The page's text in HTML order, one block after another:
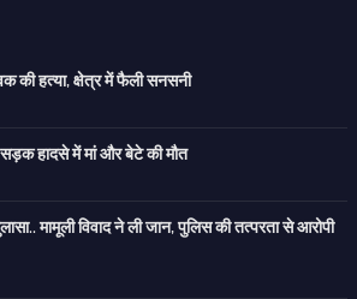
की हत्या, क्षेत्र में फैली सनसनी
सड़क हादसे में मां और बेटे की मौत
मामूली विवाद ने ली जान, पुलिस की तत्परता से आरोपी